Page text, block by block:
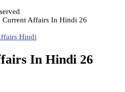
Current Affairs In Hindi 26
Hindi
In Hindi 26